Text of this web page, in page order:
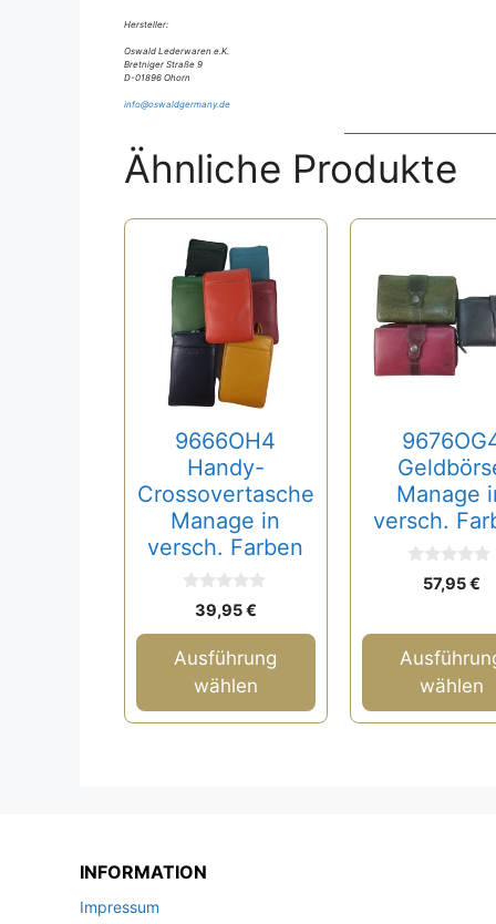
Hersteller:
Oswald Lederwaren e.K.
Bretniger Straße 9
D-01896 Ohorn
info@oswaldgermany.de
Ähnliche Produkte
9666OH4
Handy-
Crossovertasche
Manage in
versch. Farben
o
n
5
39,95€
Ausführung
wählen
Dieses
Produkt
weist
mehrere
Varianten
Optionen
können
auf
Produktseite
gewählt
werden
Manage
versch.
5
57,95€
wählen
Produkt
weist
mehrere
Varianten
auf.
Optionen
können
der
Produktseite
gewählt
INFORMATION
Impressum